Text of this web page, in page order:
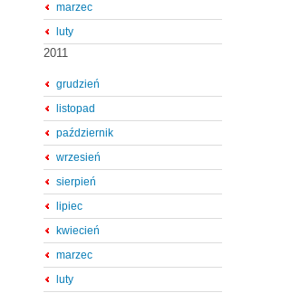
marzec
luty
2011
grudzień
listopad
październik
wrzesień
sierpień
lipiec
kwiecień
marzec
luty